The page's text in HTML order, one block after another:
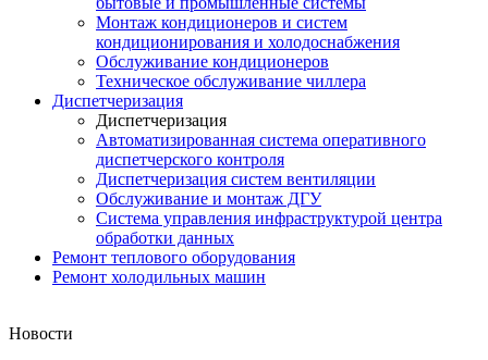
Монтаж кондиционеров и систем
кондиционирования и холодоснабжения
Обслуживание кондиционеров
Техническое обслуживание чиллера
Диспетчеризация
Диспетчеризация
Автоматизированная система оперативного
диспетчерского контроля
Диспетчеризация систем вентиляции
Обслуживание и монтаж ДГУ
Система управления инфраструктурой центра
обработки данных
Ремонт теплового оборудования
Ремонт холодильных машин
Новости